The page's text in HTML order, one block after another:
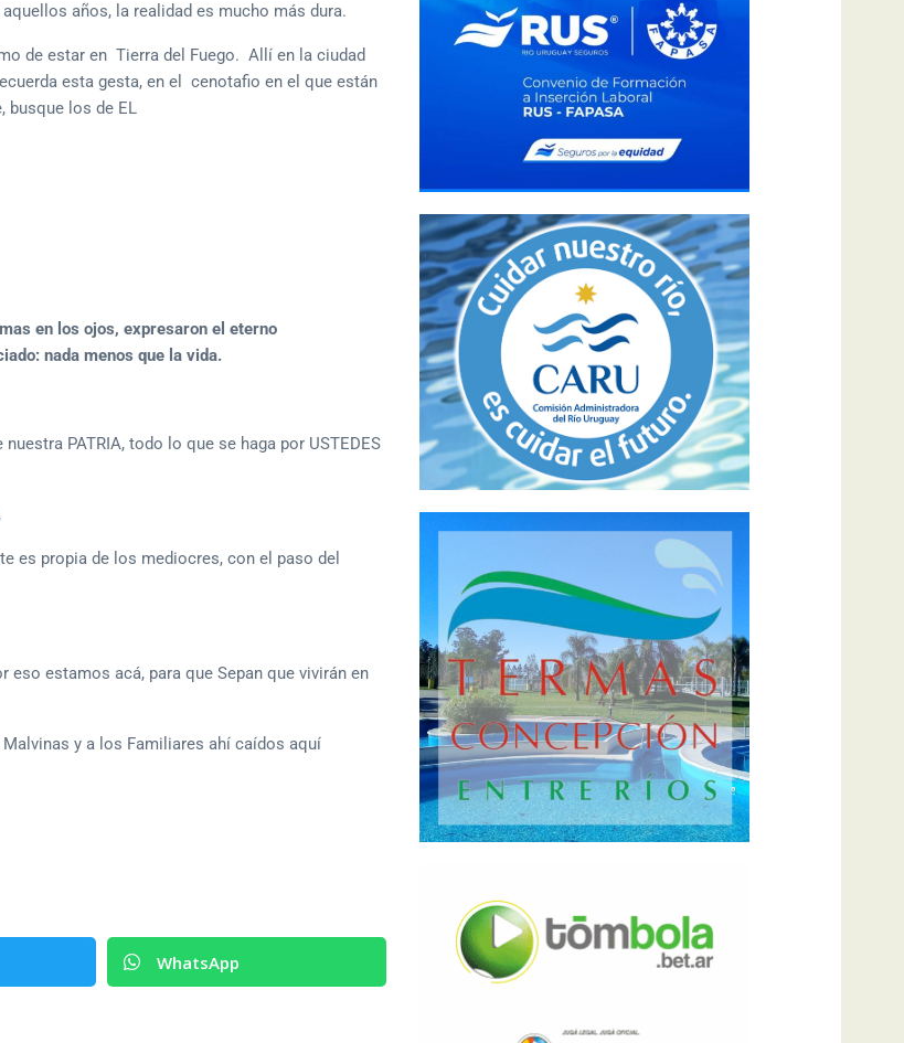
años, la realidad es mucho más dura.
de estar en Tierra del Fuego. Allí en la ciudad
esta gesta, en el cenotafio en el que están
busque los de EL
en los ojos, expresaron el eterno
nada menos que la vida.
PATRIA, todo lo que se haga por USTEDES
es propia de los mediocres, con el paso del
eso estamos acá, para que Sepan que vivirán en
y a los Familiares ahí caídos aquí
WhatsApp